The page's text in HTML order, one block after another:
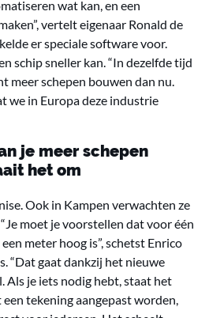
wat kan, en een
vertelt eigenaar Ronald de
er speciale software voor.
schip sneller kan. “In dezelfde tijd
meer schepen bouwen dan nu.
we in Europa deze industrie
je meer schepen
het om
Ook in Kampen verwachten ze
moet je voorstellen dat voor één
meter hoog is”, schetst Enrico
“Dat gaat dankzij het nieuwe
Als je iets nodig hebt, staat het
tekening aangepast worden,